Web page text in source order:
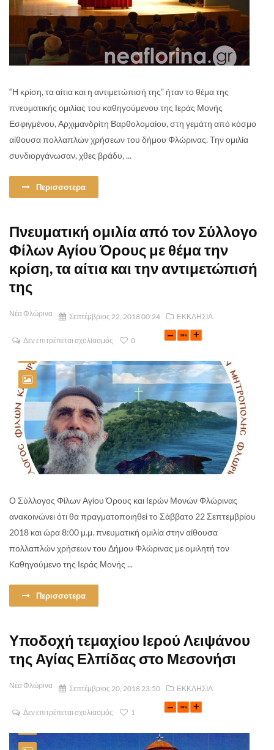
“Η κρίση, τα αίτια και η αντιμετώπισή της” ήταν το θέμα της
πνευματικής ομιλίας του καθηγούμενου της Ιεράς Μονής
Εσφιγμένου, Αρχιμανδρίτη Βαρθολομαίου, στη γεμάτη από κόσμο
αίθουσα πολλαπλών χρήσεων του δήμου Φλώρινας. Την ομιλία
συνδιοργάνωσαν, χθες βράδυ, ...
Περισσοτερα
Πνευματική ομιλία από τον Σύλλογο
Φίλων Αγίου Όρους με θέμα την
κρίση, τα αίτια και την αντιμετώπισή
της
Νέα Φλώρινα Σεπτέμβριος 22, 2018 00:24 ΕΚΚΛΗΣΙΑ
Δεν επιτρέπεται σχολιασμός 0
Ο Σύλλογος Φίλων Αγίου Όρους και Ιερών Μονών Φλώρινας
ανακοινώνει ότι θα πραγματοποιηθεί το Σάββατο 22 Σεπτεμβρίου
2018 και ώρα 8:00 μ.μ. πνευματική ομιλία στην αίθουσα
πολλαπλών χρήσεων του Δήμου Φλώρινας με ομιλητή τον
Καθηγούμενο της Ιεράς Μονής ...
Περισσοτερα
Υποδοχή τεμαχίου Ιερού Λειψάνου
της Αγίας Ελπίδας στο Μεσονήσι
Νέα Φλώρινα Σεπτέμβριος 20, 2018 23:50 ΕΚΚΛΗΣΙΑ
Δεν επιτρέπεται σχολιασμός 1